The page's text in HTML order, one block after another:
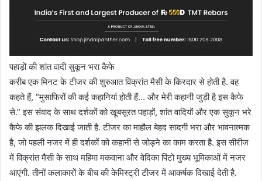
पहाड़ों की शांत वादी सुकून भरा कैफे
करीब एक मिनट के टीजर की शुरुआत विक्रांत मैसी के किरदार से होती है. वह
कहते हैं, “मुसाफिरों की कई कहानियां होती हैं… और मेरी कहानी जुड़ी है इस कैफे
से.” इस संवाद के साथ दर्शकों को खूबसूरत पहाड़ों, शांत वादियों और एक सुकून भरे
कैफे की झलक दिखाई जाती है. टीजर का माहौल बेहद सादगी भरा और भावनात्मक
है, जो पहली नजर में ही दर्शकों को कहानी से जोड़ने का काम करता है. इस सीरीज
में विक्रांत मैसी के साथ महिमा मकवाना और वेदिका पिंटो मुख्य भूमिकाओं में नजर
आएंगी. तीनों कलाकारों के बीच की केमिस्ट्री टीजर में आकर्षक दिखाई देती है.